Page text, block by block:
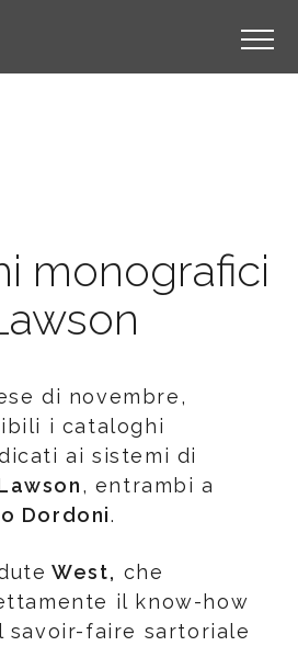
monografici
di novembre,
i cataloghi
ai sistemi di
, entrambi a
Dordoni.
West, che
il know-how
savoir-faire sartoriale